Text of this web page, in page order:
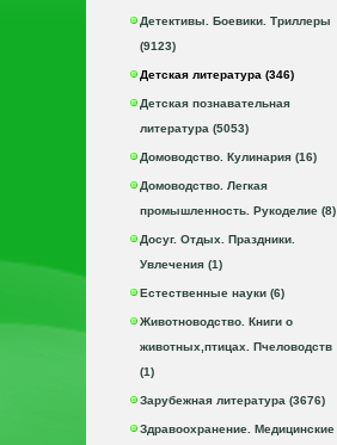
Детективы. Боевики. Триллеры
(9123)
Детская литература (346)
Детская познавательная
литература (5053)
Домоводство. Кулинария (16)
Домоводство. Легкая
промышленность. Рукоделие (8)
Досуг. Отдых. Праздники.
Увлечения (1)
Естественные науки (6)
Животноводство. Книги о
животных,птицах. Пчеловодств
(1)
Зарубежная литература (3676)
Здравоохранение. Медицинские